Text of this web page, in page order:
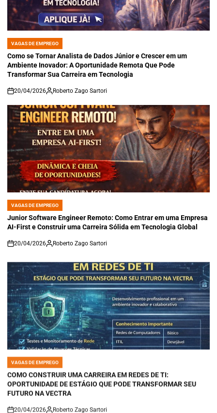
POSTED
IN
VAGAS DE EMPREGO
Como se Tornar Analista de Dados Júnior e Crescer em um
Ambiente Inovador: A Oportunidade Remota Que Pode
Transformar Sua Carreira em Tecnologia
on
20/04/2026 Roberto Zago Sartori
POSTED
IN
VAGAS DE EMPREGO
Junior Software Engineer Remoto: Como Entrar em uma Empresa
AI-First e Construir uma Carreira Sólida em Tecnologia Global
on
20/04/2026 Roberto Zago Sartori
POSTED
IN
VAGAS DE EMPREGO
COMO CONSTRUIR UMA CARREIRA EM REDES DE TI:
OPORTUNIDADE DE ESTÁGIO QUE PODE TRANSFORMAR SEU
FUTURO NA VECTRA
on